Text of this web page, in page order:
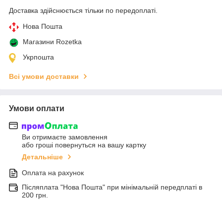
Доставка здійснюється тільки по передоплаті.
Нова Пошта
Магазини Rozetka
Укрпошта
Всі умови доставки
Умови оплати
Ви отримаєте замовлення
або гроші повернуться на вашу картку
Детальніше
Оплата на рахунок
Післяплата "Нова Пошта" при мінімальній передплаті в
200 грн.